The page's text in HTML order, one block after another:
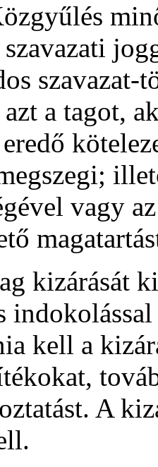
szavazat-
a tagot,
vagy
kizárását
kell a
A